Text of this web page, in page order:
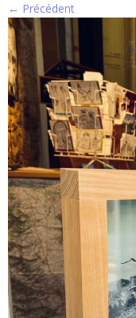
← Précédent